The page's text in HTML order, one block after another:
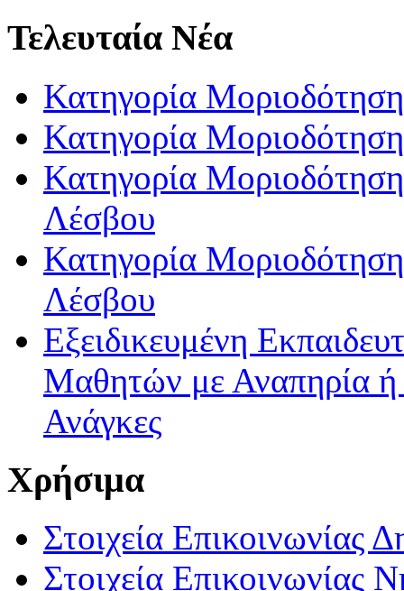
Τελευταία Νέα
Κατηγορία
Κατηγορία
Κατηγορία
Λέσβου
Κατηγορία
Λέσβου
Εξειδικευμένη
Μαθητών με Αναπηρία ή /
Ανάγκες
Χρήσιμα
Στοιχεία Επικοινωνίας
Στοιχεία Επικοινωνίας